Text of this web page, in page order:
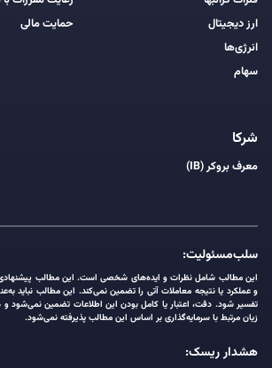
ارز دیجیتال
انرژی‌ها
سهام
حمایت مالی
شرکا
معرف بروکر (IB)
سلب‌مسئولیت:
این مطالب شامل نظرات و ایده‌های شخصی است. این مطالب
و عملکرد یا نتیجه معاملات آتی را تضمین نمی‌کند. این مطالب نباید
تفسیر شود. دقت، اعتبار یا کامل بودن این اطلاعات تضمین نمی‌شود
زیان مرتبط با سرمایه‌گذاری بر اساس این مطالب پذیرفته نمی‌شود.
هشدار ریسک: